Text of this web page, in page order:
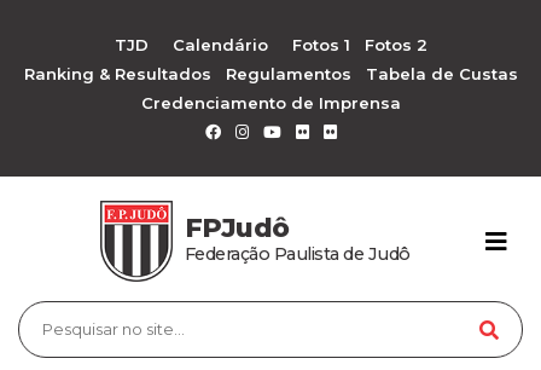
TJD Calendário Fotos 1
Fotos 2
Ranking & Resultados
Regulamentos
Tabela de Custas
Credenciamento de Imprensa
FPJudô
Federação Paulista de Judô